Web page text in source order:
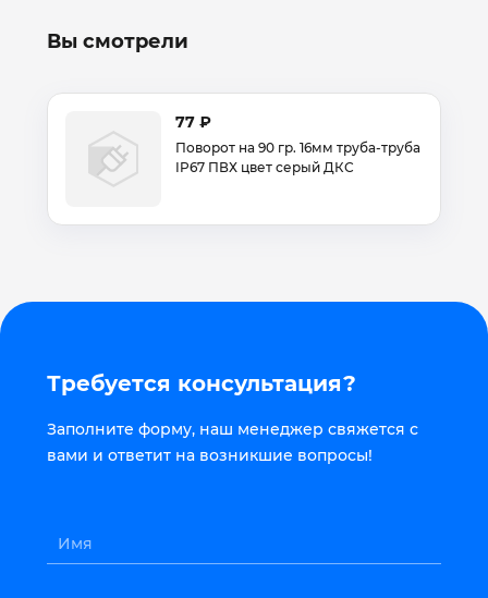
Вы смотрели
77 ₽
Поворот на 90 гр. 16мм труба-труба
IP67 ПВХ цвет серый ДКС
Требуется консультация?
Заполните форму, наш менеджер свяжется с
вами и ответит на возникшие вопросы!
Имя